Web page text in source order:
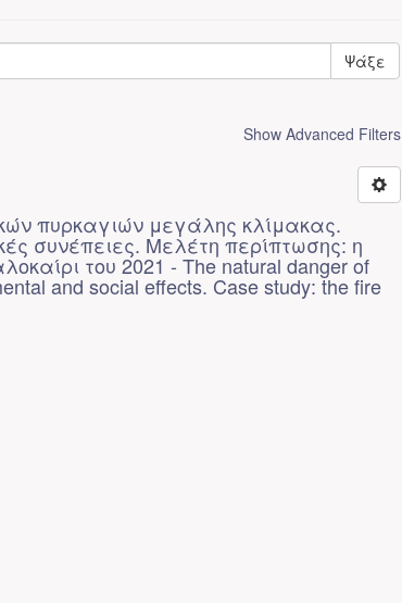
Ψάξε
Show Advanced Filters
πυρκαγιών μεγάλης κλίμακας.
συνέπειες. Μελέτη περίπτωσης: η
του 2021 - The natural danger of
and social effects. Case study: the fire